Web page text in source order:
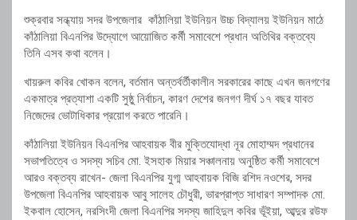
শুক্রবার সন্ধ্যায় সদর উপজেলার কাঁঠালিয়া ইউনিয়ন উচ্চ বিদ্যালয় ইউনিয়ন মাঠে
কাঁঠালিয়া বিএনপির উদ্যোগে আয়োজিত কর্মী সমাবেশে প্রধান অতিথির বক্তব্যে
তিনি এসব কথা বলেন।
খায়রুল কবির খোকন বলেন, বর্তমান অন্তর্বর্তীকালীন সরকারের কাছে এখন জনগণের
একমাত্র প্রত্যাশা একটি সুষ্ঠু নির্বাচন, কারণ দেশের জনগণ দীর্ঘ ১৭ বছর যাবত
নিজেদের ভোটাধিকার প্রয়োগ করতে পারেনি।
কাঁঠালিয়া ইউনিয়ন বিএনপির আহবায়ক বীর মুক্তিযোদ্ধা নূর মোহাম্মদ প্রধানের
সভাপতিত্বে ও সদস্য সচিব মো. ইসহাক মিয়ার সঞ্চালনায় অনুষ্ঠিত কর্মী সমাবেশে
আরও বক্তব্য রাখেন- জেলা বিএনপির যুগ্ম আহবায়ক বিজি রশিদ নওশের, সদর
উপজেলা বিএনপির আহবায়ক আবু সালেহ চৌধুরী, ভারপ্রাপ্ত সাধারণ সম্পাদক মো.
ইকবাল হোসেন, নরসিংদী জেলা বিএনপির সদস্য জাহিদুল কবির ভূঁইয়া, আব্দুর রউফ